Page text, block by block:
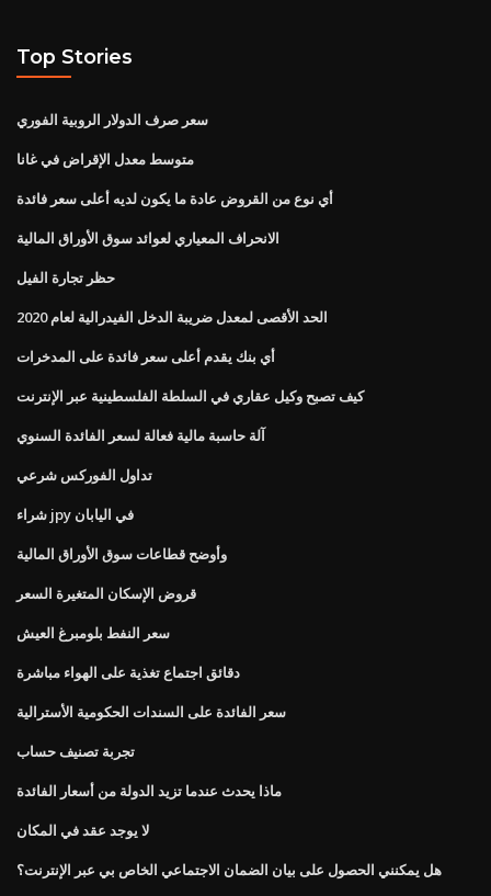
Top Stories
سعر صرف الدولار الروبية الفوري
متوسط ​​معدل الإقراض في غانا
أي نوع من القروض عادة ما يكون لديه أعلى سعر فائدة
الانحراف المعياري لعوائد سوق الأوراق المالية
حظر تجارة الفيل
الحد الأقصى لمعدل ضريبة الدخل الفيدرالية لعام 2020
أي بنك يقدم أعلى سعر فائدة على المدخرات
كيف تصبح وكيل عقاري في السلطة الفلسطينية عبر الإنترنت
آلة حاسبة مالية فعالة لسعر الفائدة السنوي
تداول الفوركس شرعي
شراء jpy في اليابان
وأوضح قطاعات سوق الأوراق المالية
قروض الإسكان المتغيرة السعر
سعر النفط بلومبرغ العيش
دقائق اجتماع تغذية على الهواء مباشرة
سعر الفائدة على السندات الحكومية الأسترالية
تجربة تصنيف حساب
ماذا يحدث عندما تزيد الدولة من أسعار الفائدة
لا يوجد عقد في المكان
هل يمكنني الحصول على بيان الضمان الاجتماعي الخاص بي عبر الإنترنت؟